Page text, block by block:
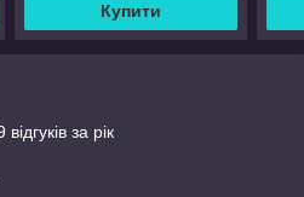
Купити
за рік